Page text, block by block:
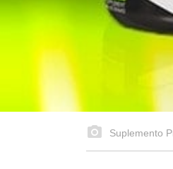
Suplemento